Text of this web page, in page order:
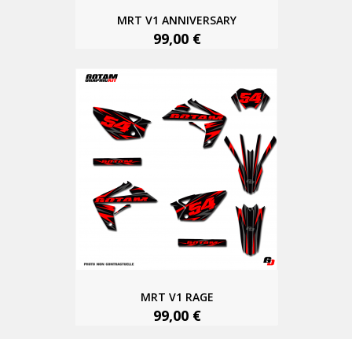
MRT V1 ANNIVERSARY
99,00 €
MRT V1 RAGE
99,00 €